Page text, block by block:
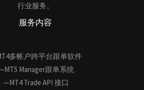
行业服务。
服务内容
多帐户跨平台跟单软件
Manager跟单系统
—MT4 Trade API 接口